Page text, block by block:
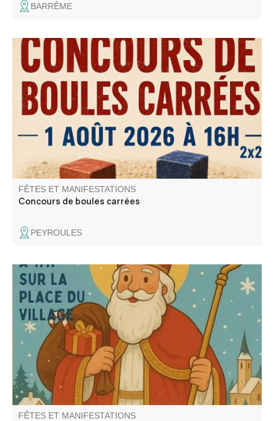
BARRÊME
Concours de boules carrées sponsorisé par l'entreprise
Norberto Andrade , Buvette et restauration sur place
FÊTES ET MANIFESTATIONS
Concours de boules carrées
PEYROULES
Retraite au flambeau, chocolat et vin chaud organisé par
le comité des fêtes de Beauvezer.
FÊTES ET MANIFESTATIONS